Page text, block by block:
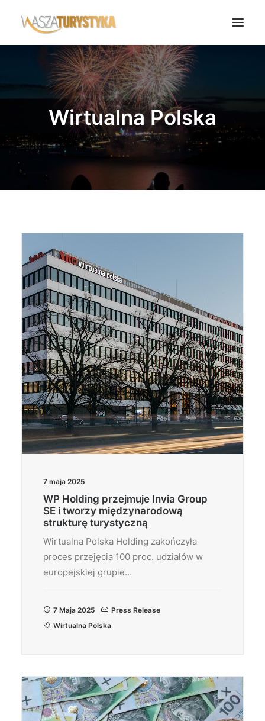
Księga wspomnień
Biura podróży
Transport
Noclegi
Polska
Świat
Wasze Podróże
Wyszukiwanie
Wirtualna Polska
7 maja 2025
WP Holding przejmuje Invia Group
SE i tworzy międzynarodową
strukturę turystyczną
Wirtualna Polska Holding zakończyła
proces przejęcia 100 proc. udziałów w
europejskiej grupie…
7 Maja 2025
Press Release
Wirtualna Polska